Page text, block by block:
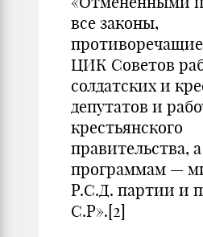
все законы,
ЦИК Советов
солдатских и
депутатов и
крестьянского
правительства,
программам —
Р.С.Д. партии и
С.Р».[2]